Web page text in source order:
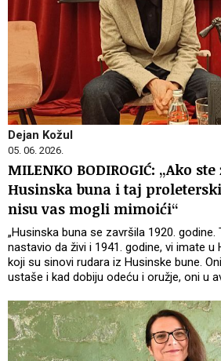
Dejan Kožul
05. 06. 2026.
MILENKO BODIROGIĆ: „Ako
Husinska buna i taj
nisu vas mogli mimoići“
„Husinska buna se završila 1920. godine.
nastavio da živi i 1941. godine, vi imate u
koji su sinovi rudara iz Husinske bune.
ustaše i kad dobiju odeću i oružje, oni u